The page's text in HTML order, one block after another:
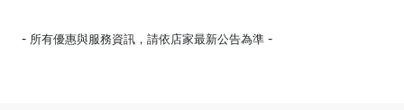
- 所有優惠與服務資訊，請依店家最新公告為準 -